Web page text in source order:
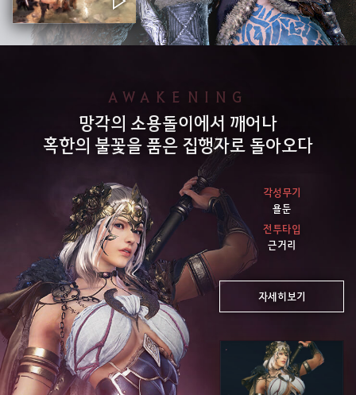
AWAKENING
망각의 소용돌이에서 깨어나
혹한의 불꽃을 품은 집행자로 돌아오다
각성무기
욜둔
전투타입
근거리
자세히보기